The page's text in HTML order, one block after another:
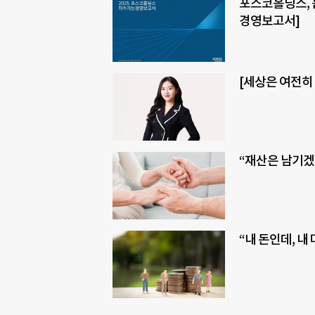
포스코홀딩스,
경영보고서]
[세상은 여전
“재산은 남기
“내 돈인데, 내